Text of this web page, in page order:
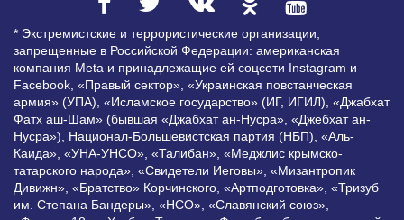
* Экстремистские и террористические организации,
запрещенные в Российской Федерации: американская
компания Meta и принадлежащие ей соцсети Instagram и
Facebook, «Правый сектор», «Украинская повстанческая
армия» (УПА), «Исламское государство» (ИГ, ИГИЛ), «Джабхат
Фатх аш-Шам» (бывшая «Джабхат ан-Нусра», «Джебхат ан-
Нусра»), Национал-Большевистская партия (НБП), «Аль-
Каида», «УНА-УНСО», «Талибан», «Меджлис крымско-
татарского народа», «Свидетели Иеговы», «Мизантропик
Дивижн», «Братство» Корчинского, «Артподготовка», «Тризуб
им. Степана Бандеры», «НСО», «Славянский союз»,